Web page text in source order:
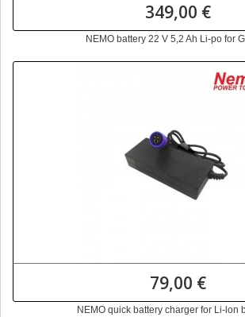
349,00 €
NEMO battery 22 V 5,2 Ah Li-po for
79,00 €
NEMO quick battery charger for Li-lon